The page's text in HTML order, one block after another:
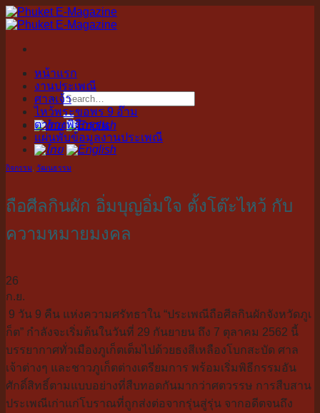
Skip
to
หน้าแรก
งานประเพณี
ศาลเจ้า
ไหว้พระขอพร 9 อ๊าม
ตารางพิธีกรรม
แผ่นพับข้อมูลงานประเพณี
กิจกรรม วัฒนธรรม
ถือศีลกินผัก อิ่มบุญอิ่มใจ ตั้งโต๊ะไหว้ กับ
ความหมายมงคล
26
ก.ย.
9 วัน 9 คืน แห่งความศรัทธาใน “ประเพณีถือศีลกินผักจังหวัดภูเ
ก็ต” กำลังจะเริ่มต้นในวันที่ 29 กันยายน ถึง 7 ตุลาคม 2562 นี้
บรรยากาศทั่วเมืองภูเก็ตเต็มไปด้วยธงสีเหลืองโบกสะบัด ศาล
เจ้าต่างๆ และชาวภูเก็ตต่างเตรียมการ พร้อมเริ่มพิธีกรรมอัน
ศักดิ์สิทธิ์ตามแบบอย่างที่สืบทอดกันมากว่าศตวรรษ การสืบสาน
ประเพณีเก่าแก่โบราณที่ถูกส่งต่อจากรุ่นสู่รุ่น จากอดีตจนถึง